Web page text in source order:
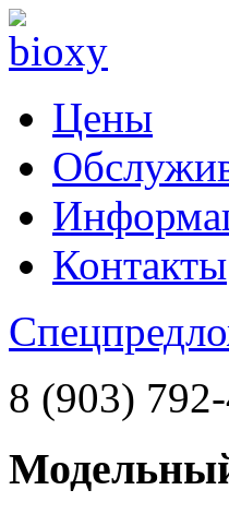
Цены
Контакты
8 (903)